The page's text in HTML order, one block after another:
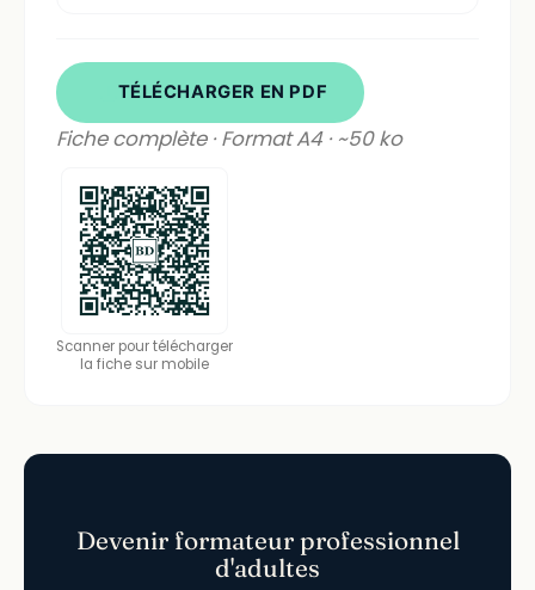
TÉLÉCHARGER EN PDF
Fiche complète · Format A4 · ~50 ko
Scanner pour télécharger
la fiche sur mobile
Devenir formateur professionnel
d'adultes